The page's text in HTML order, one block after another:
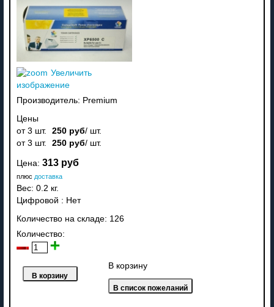
Увеличить
изображение
Производитель: Premium
Цены
от 3 шт.
250 руб/ шт.
от 3 шт.
250 руб/ шт.
Цена: 313 руб
плюс доставка
Вес: 0.2 кг.
Цифровой : Нет
Количество на складе: 126
Количество:
В корзину